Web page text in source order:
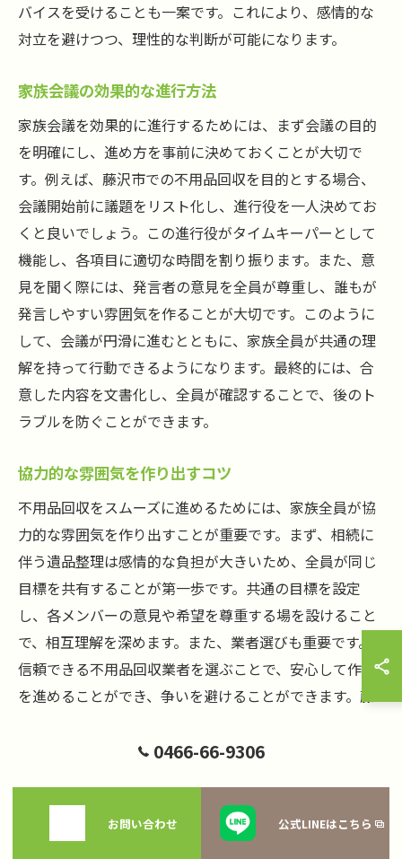
バイスを受けることも一案です。これにより、感情的な
対立を避けつつ、理性的な判断が可能になります。
家族会議の効果的な進行方法
家族会議を効果的に進行するためには、まず会議の目的
を明確にし、進め方を事前に決めておくことが大切で
す。例えば、藤沢市での不用品回収を目的とする場合、
会議開始前に議題をリスト化し、進行役を一人決めてお
くと良いでしょう。この進行役がタイムキーパーとして
機能し、各項目に適切な時間を割り振ります。また、意
見を聞く際には、発言者の意見を全員が尊重し、誰もが
発言しやすい雰囲気を作ることが大切です。このように
して、会議が円滑に進むとともに、家族全員が共通の理
解を持って行動できるようになります。最終的には、合
意した内容を文書化し、全員が確認することで、後のト
ラブルを防ぐことができます。
協力的な雰囲気を作り出すコツ
不用品回収をスムーズに進めるためには、家族全員が協
力的な雰囲気を作り出すことが重要です。まず、相続に
伴う遺品整理は感情的な負担が大きいため、全員が同じ
目標を共有することが第一歩です。共通の目標を設定
し、各メンバーの意見や希望を尊重する場を設けること
で、相互理解を深めます。また、業者選びも重要です。
信頼できる不用品回収業者を選ぶことで、安心して作業
を進めることができ、争いを避けることができます。藤
選ぶことをお勧めします。
信頼と理解を深めるコミュニケーションの重要性
家族間での信頼と理解を深めるためには、円滑なコミュ
0466-66-9306
お問い合わせ 公式LINEはこちら